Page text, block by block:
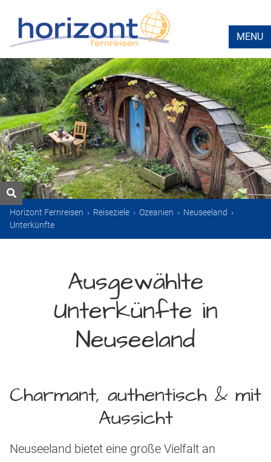
MENU
Horizont Fernreisen › Reiseziele › Ozeanien › Neuseeland ›
Unterkünfte
Ausgewählte
Unterkünfte in
Neuseeland
Charmant, authentisch & mit
Aussicht
Neuseeland bietet eine große Vielfalt an